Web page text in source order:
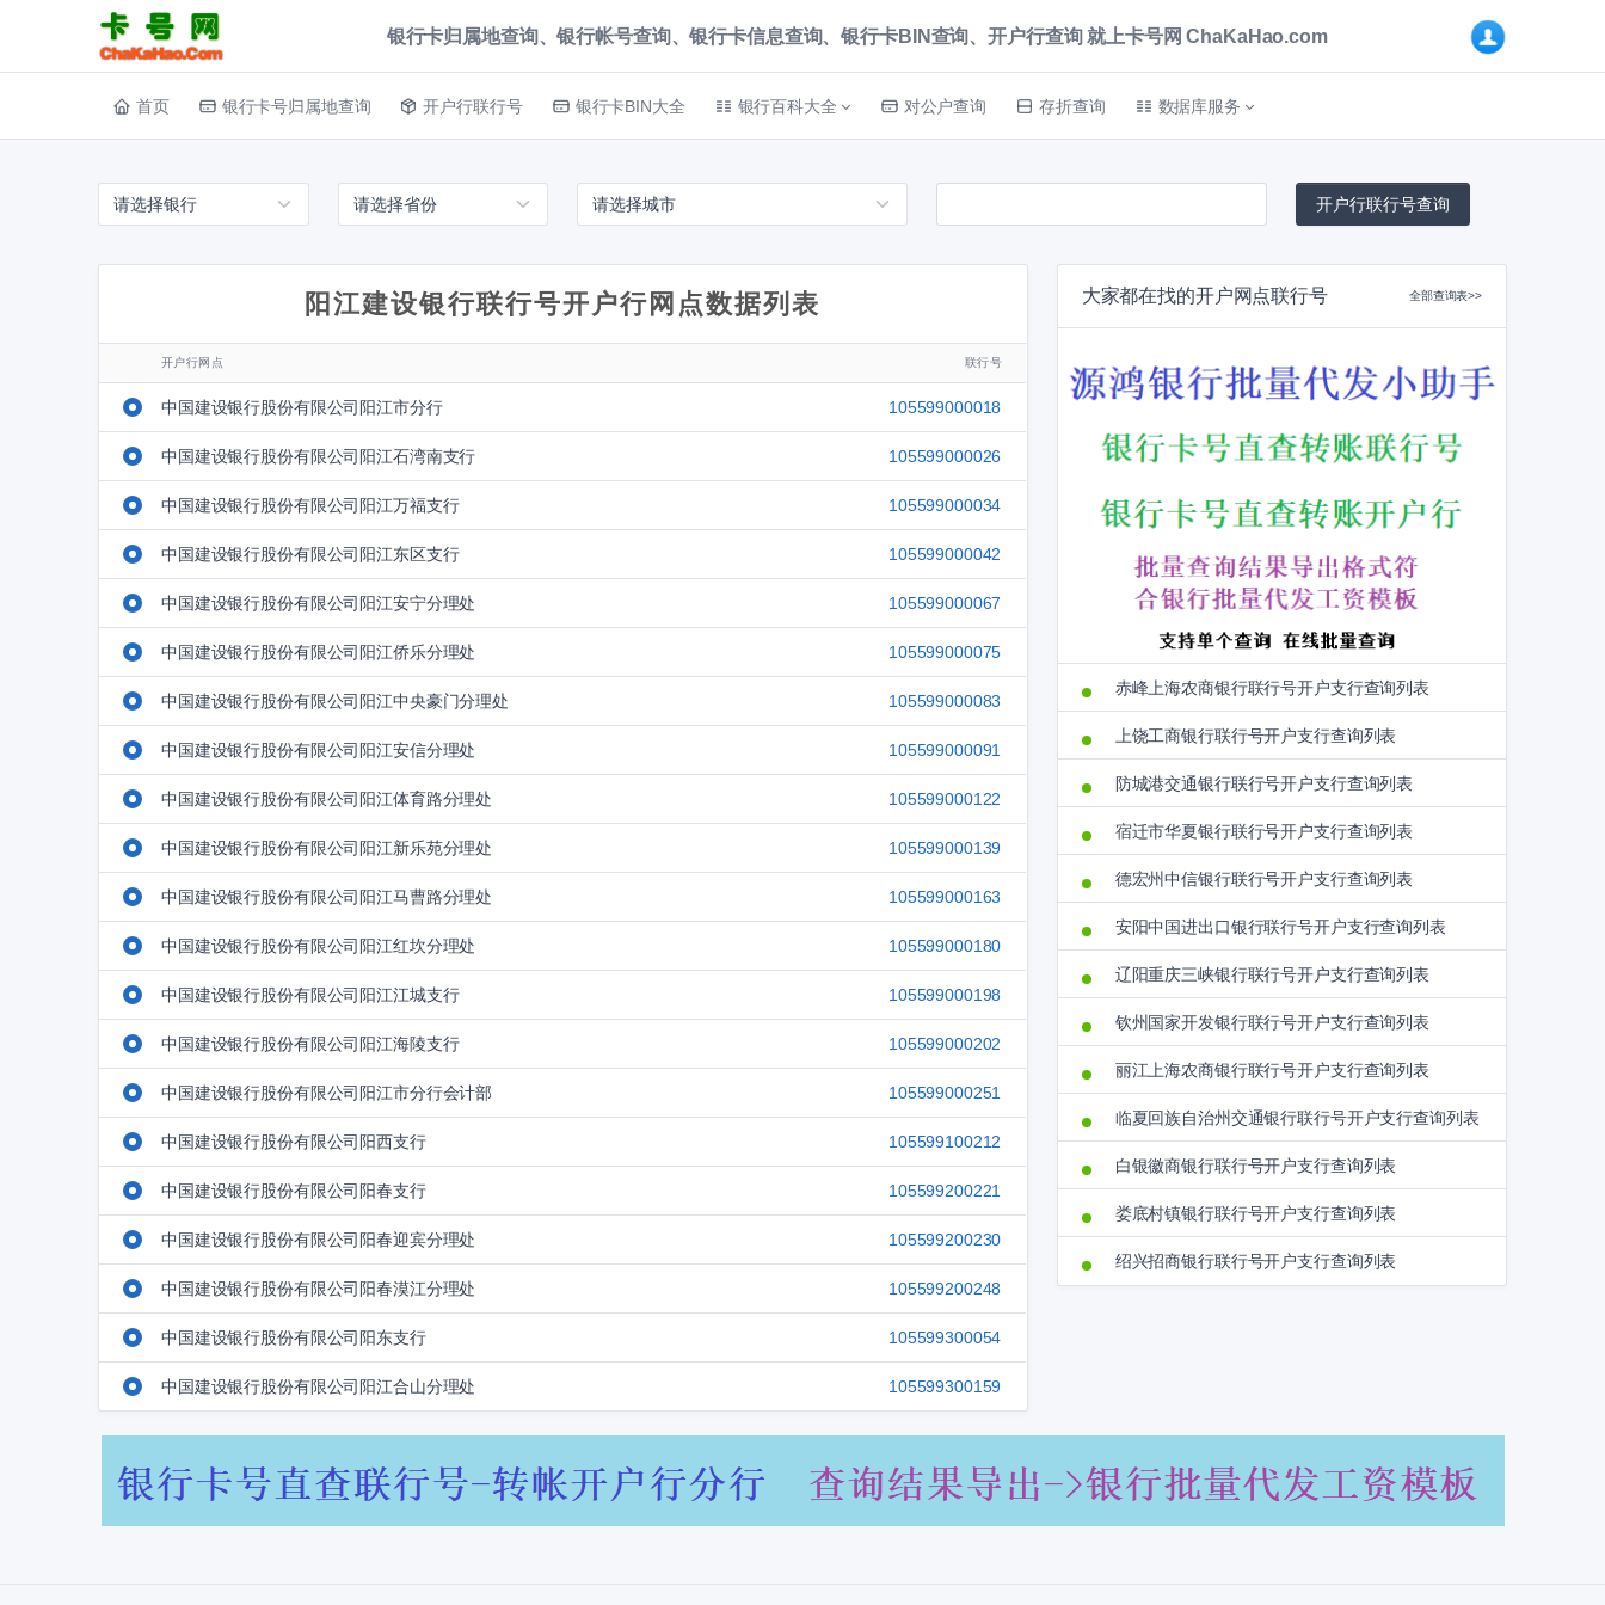
银行卡归属地查询、银行帐号查询、银行卡信息查询、银行卡BIN查询、开户行查询 就上卡号网 ChaKaHao.com
首页 银行卡号归属地查询 开户行联行号 银行卡BIN大全 银行百科大全 对公户查询 存折查询 数据库服务
阳江建设银行联行号开户行网点数据列表
开户行网点 联行号
中国建设银行股份有限公司阳江市分行 105599000018
中国建设银行股份有限公司阳江石湾南支行 105599000026
中国建设银行股份有限公司阳江万福支行 105599000034
中国建设银行股份有限公司阳江东区支行 105599000042
中国建设银行股份有限公司阳江安宁分理处 105599000067
中国建设银行股份有限公司阳江侨乐分理处 105599000075
中国建设银行股份有限公司阳江中央豪门分理处 105599000083
中国建设银行股份有限公司阳江安信分理处 105599000091
中国建设银行股份有限公司阳江体育路分理处 105599000122
中国建设银行股份有限公司阳江新乐苑分理处 105599000139
中国建设银行股份有限公司阳江马曹路分理处 105599000163
中国建设银行股份有限公司阳江红坎分理处 105599000180
中国建设银行股份有限公司阳江江城支行 105599000198
中国建设银行股份有限公司阳江海陵支行 105599000202
中国建设银行股份有限公司阳江市分行会计部 105599000251
中国建设银行股份有限公司阳西支行 105599100212
中国建设银行股份有限公司阳春支行 105599200221
中国建设银行股份有限公司阳春迎宾分理处 105599200230
中国建设银行股份有限公司阳春漠江分理处 105599200248
中国建设银行股份有限公司阳东支行 105599300054
中国建设银行股份有限公司阳江合山分理处 105599300159
大家都在找的开户网点联行号 全部查询表>>
赤峰上海农商银行联行号开户支行查询列表
上饶工商银行联行号开户支行查询列表
防城港交通银行联行号开户支行查询列表
宿迁市华夏银行联行号开户支行查询列表
德宏州中信银行联行号开户支行查询列表
安阳中国进出口银行联行号开户支行查询列表
辽阳重庆三峡银行联行号开户支行查询列表
钦州国家开发银行联行号开户支行查询列表
丽江上海农商银行联行号开户支行查询列表
临夏回族自治州交通银行联行号开户支行查询列表
白银徽商银行联行号开户支行查询列表
娄底村镇银行联行号开户支行查询列表
绍兴招商银行联行号开户支行查询列表